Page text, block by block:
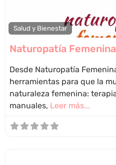
Salud y Bienestar
Naturopatía Femenina
Desde Naturopatía
herramientas para que la
naturaleza femenina:
manuales, Leer más...